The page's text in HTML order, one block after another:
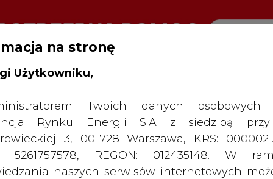
na stronę
Użytkowniku,
Twoich danych osobowych
Rynku Energii S.A z siedzibą
3, 00-728 Warszawa, KRS:
5261757578, REGON: 012435148. W
naszych serwisów internetowych